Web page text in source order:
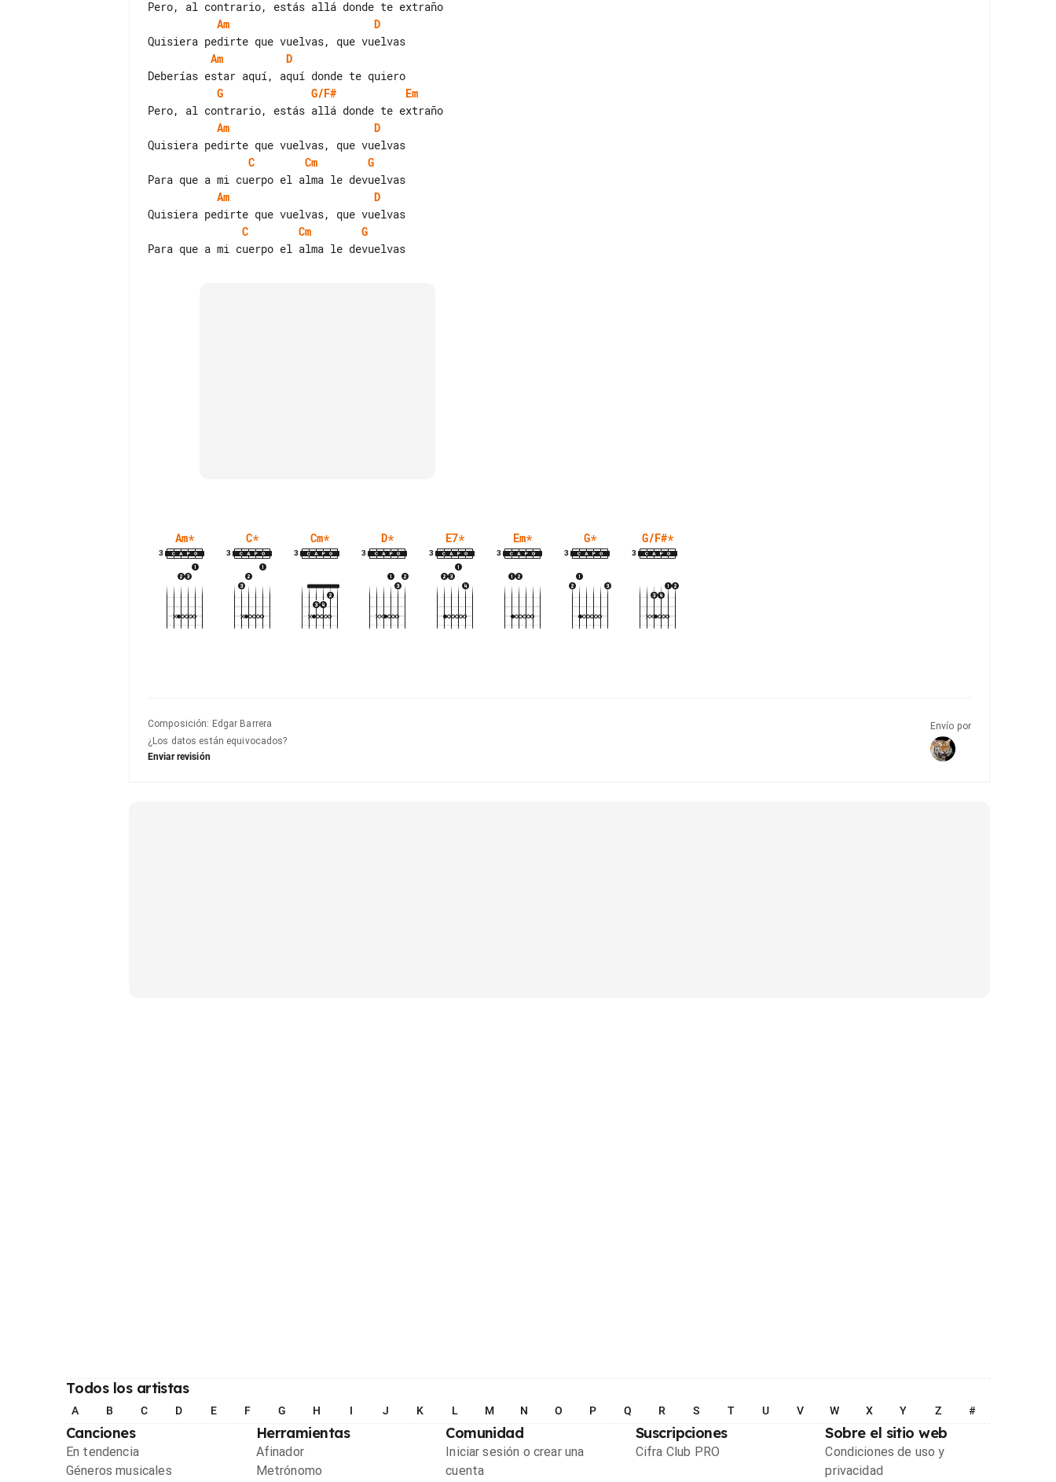
Am
D
Am
D
G
G/F#
Em
Am
D
C
Cm
G
Am
D
C
Cm
G
Am*
3
C*
3
Cm*
3
D*
3
E7*
3
Em*
3
G*
3
G/F#*
3
Composición: Edgar Barrera
¿Los datos están equivocados?
Enviar revisión
Envío por
Todos los artistas
A B C D E F G H I J K L M N O P Q R S T U V W X Y Z #
Canciones
En tendencia
Géneros musicales
Herramientas
Afinador
Metrónomo
Comunidad
Iniciar sesión o crear una
cuenta
Suscripciones
Cifra Club PRO
Sobre el sitio web
Condiciones de uso y
privacidad